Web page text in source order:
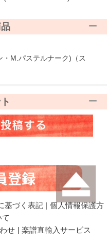
M.パステルナーク)（ス
基づく表記 | 個人情報保護方
せ | 楽譜直輸入サービス